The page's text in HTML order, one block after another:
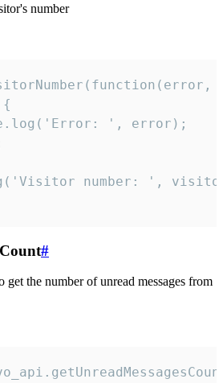
number
', error);
number: ',
#
the number of unread messages from